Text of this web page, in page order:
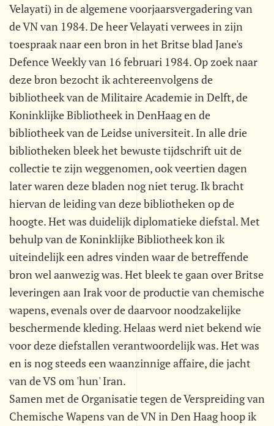
Velayati) in de algemene voorjaarsvergadering van
de VN van 1984. De heer Velayati verwees in zijn
toespraak naar een bron in het Britse blad Jane's
Defence Weekly van 16 februari 1984. Op zoek naar
deze bron bezocht ik achtereenvolgens de
bibliotheek van de Militaire Academie in Delft, de
Koninklijke Bibliotheek in DenHaag en de
bibliotheek van de Leidse universiteit. In alle drie
bibliotheken bleek het bewuste tijdschrift uit de
collectie te zijn weggenomen, ook veertien dagen
later waren deze bladen nog niet terug. Ik bracht
hiervan de leiding van deze bibliotheken op de
hoogte. Het was duidelijk diplomatieke diefstal. Met
behulp van de Koninklijke Bibliotheek kon ik
uiteindelijk een adres vinden waar de betreffende
bron wel aanwezig was. Het bleek te gaan over Britse
leveringen aan Irak voor de productie van chemische
wapens, evenals over de daarvoor noodzakelijke
beschermende kleding. Helaas werd niet bekend wie
voor deze diefstallen verantwoordelijk was. Het was
en is nog steeds een waanzinnige affaire, die jacht
van de VS om 'hun' Iran.
Samen met de Organisatie tegen de Verspreiding van
Chemische Wapens van de VN in Den Haag hoop ik